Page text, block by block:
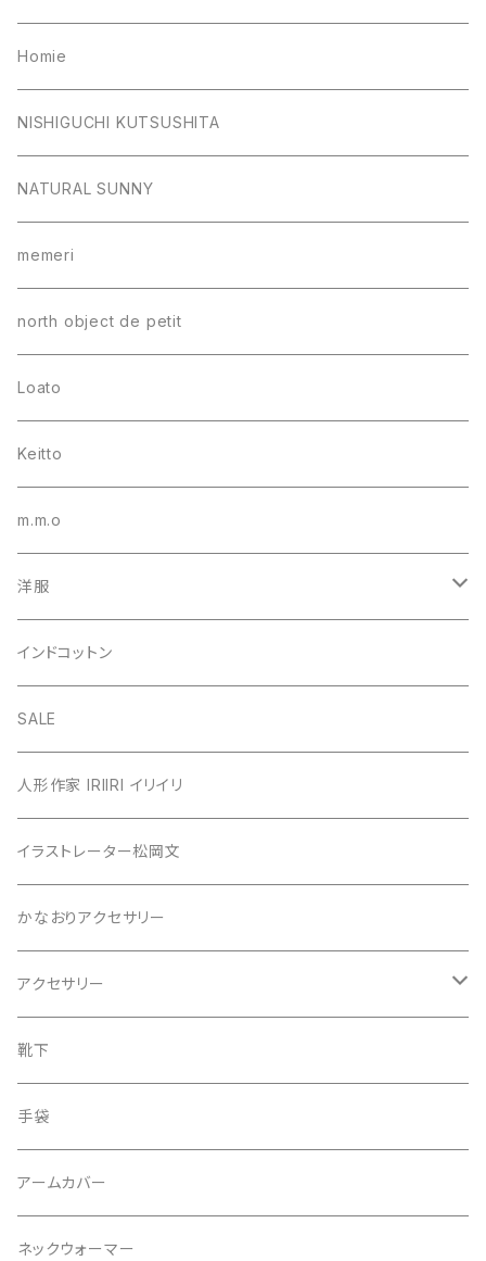
Homie
NISHIGUCHI KUTSUSHITA
NATURAL SUNNY
memeri
north object de petit
Loato
Keitto
m.m.o
洋服
シャツ・ブラウス
カーディガン
カットソー
チュニック
ニット
ベスト
ワンピース
スカート
タンクトップ
プルオーバー
インドコットン
SALE
人形作家 IRIIRI イリイリ
イラストレーター松岡文
かなおりアクセサリー
アクセサリー
ピアス
イヤリング
ネックレス
ブレスレット
靴下
手袋
アームカバー
ネックウォーマー